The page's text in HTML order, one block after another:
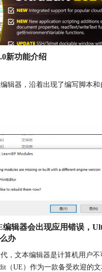
可，然后就会出现图5中
图5 添加按钮
点一下“切换浏览器视图
新功能介绍
辑器，沿着出现了编写脚本和
编辑器会出现应用错误，
办
，文本编辑器是计算机用户不
（UE）作为一款备受欢迎的文